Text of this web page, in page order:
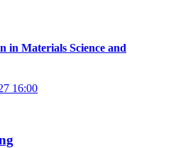
in Materials Science and
16:00